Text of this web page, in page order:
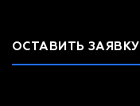
ОСТАВИТЬ ЗАЯВКУ